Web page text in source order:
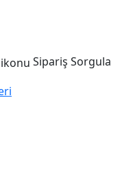
Sipariş Sorgula